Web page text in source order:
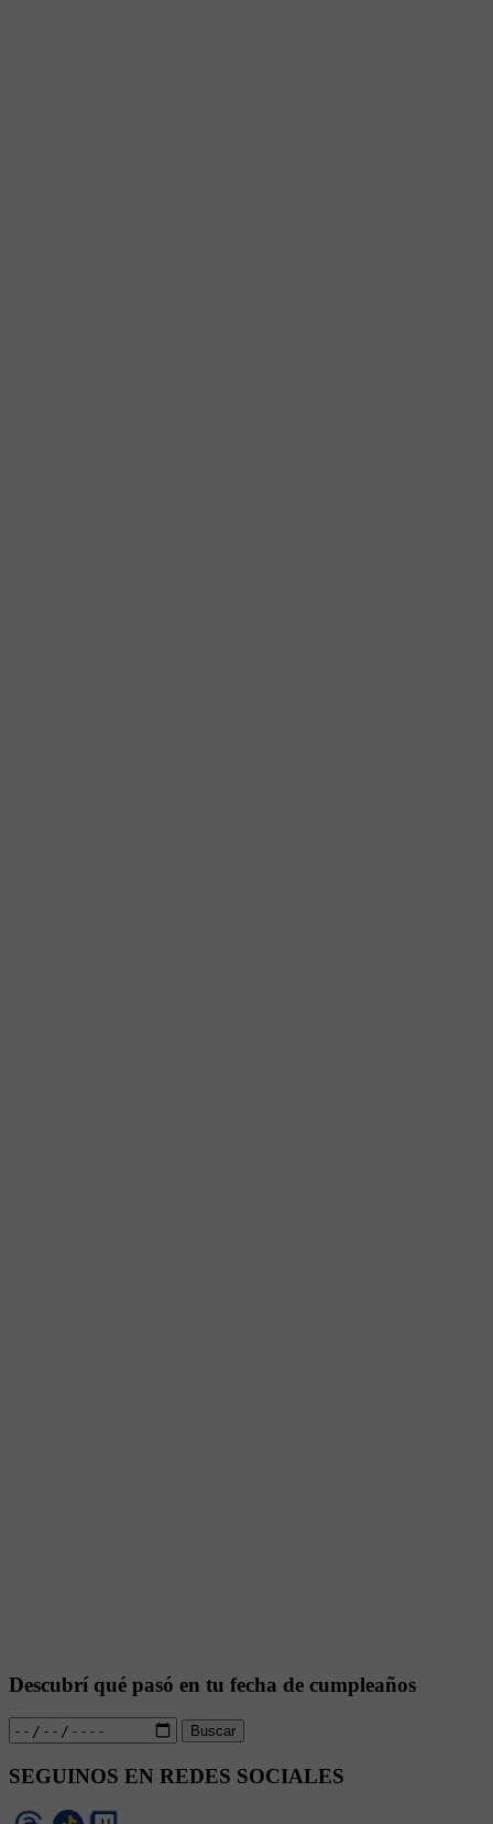
Descubrí qué pasó en tu fecha de cumpleaños
Buscar
SEGUINOS EN REDES SOCIALES